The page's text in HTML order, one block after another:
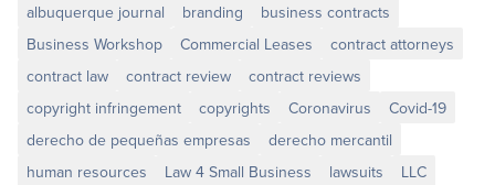
albuquerque journal branding
business contracts
Business Workshop
Commercial Leases
contract attorneys
contract law
contract review
contract reviews
copyright infringement
copyrights Coronavirus
Covid-19
derecho de pequeñas empresas
derecho mercantil
human resources
Law 4 Small Business lawsuits
LLC